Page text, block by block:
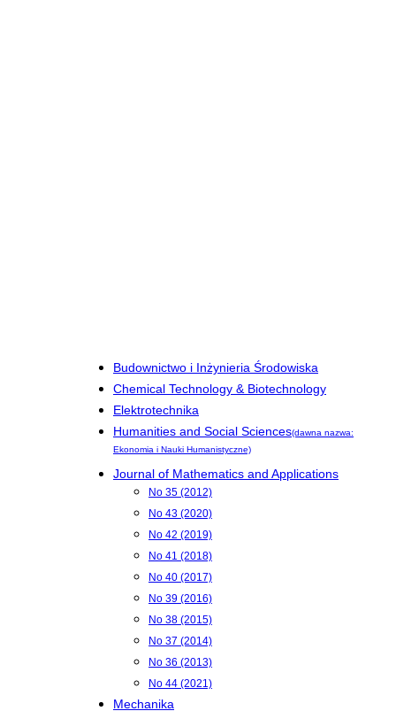
Budownictwo i Inżynieria Środowiska
Chemical Technology & Biotechnology
Elektrotechnika
Humanities and Social Sciences(dawna nazwa:
Ekonomia i Nauki Humanistyczne)
Journal of Mathematics and Applications
No 35 (2012)
No 43 (2020)
No 42 (2019)
No 41 (2018)
No 40 (2017)
No 39 (2016)
No 38 (2015)
No 37 (2014)
No 36 (2013)
No 44 (2021)
Mechanika